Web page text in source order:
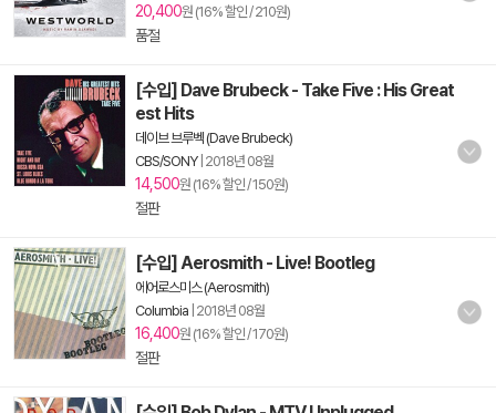
20,400원 (16% 할인 / 210원)
품절
[수입] Dave Brubeck - Take Five : His Great
est Hits
데이브 브루벡 (Dave Brubeck)
CBS/SONY| 2018년 08월
14,500원 (16% 할인 / 150원)
절판
[수입] Aerosmith - Live! Bootleg
에어로스미스 (Aerosmith)
Columbia 2018년 08월
16,400원 (16% 할인 / 170원)
절판